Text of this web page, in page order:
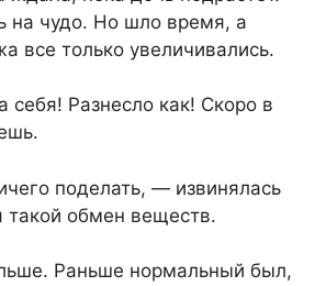
на чудо. Но шло время, а
все только увеличивались.
Разнесло как! Скоро в
поделать, — извинялась
обмен веществ.
Раньше нормальный был,